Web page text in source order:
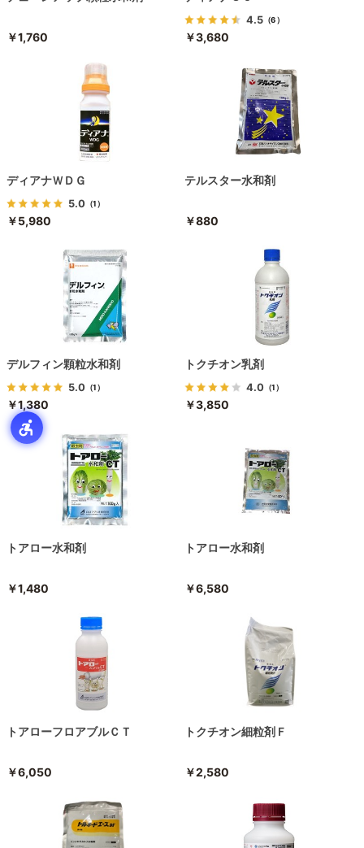
￥1,760
4.5（6）
￥3,680
ディアナＷＤＧ
5.0 （1）
￥5,980
テルスター水和剤
￥880
デルフィン顆粒水和剤
5.0 （1）
￥1,380
トクチオン乳剤
4.0 （1）
￥3,850
トアロー水和剤
￥1,480
トアロー水和剤
￥6,580
トアローフロアブルＣＴ
￥6,050
トクチオン細粒剤Ｆ
￥2,580